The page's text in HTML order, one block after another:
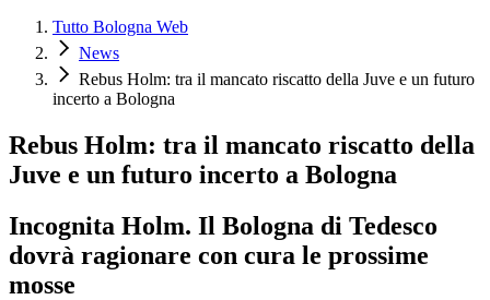
Tutto Bologna Web
News
Rebus Holm: tra il mancato riscatto della Juve e un futuro
incerto a Bologna
Rebus Holm: tra il mancato riscatto della
Juve e un futuro incerto a Bologna
Incognita Holm. Il Bologna di Tedesco
dovrà ragionare con cura le prossime
mosse